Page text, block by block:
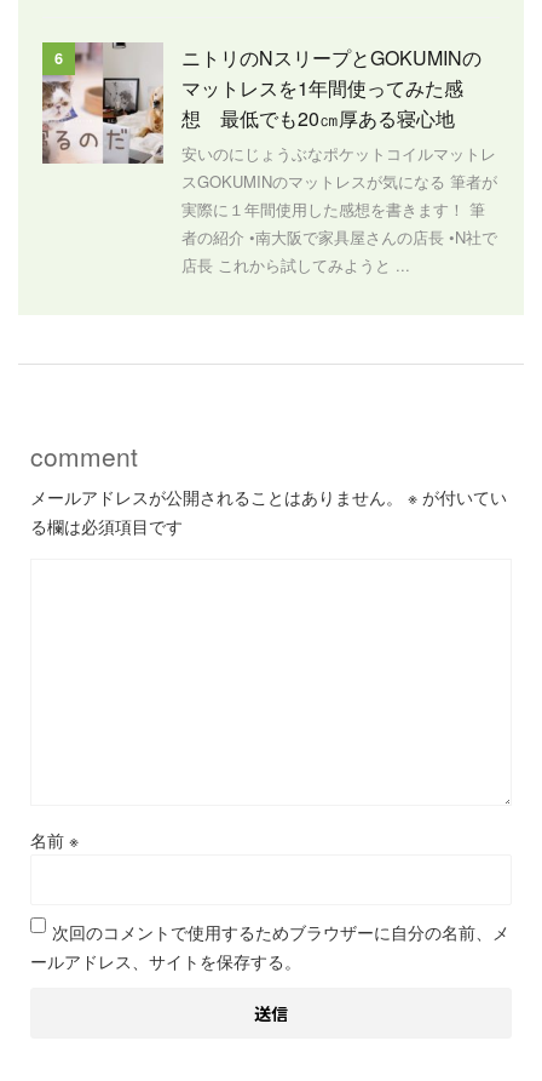
6
ニトリのNスリープとGOKUMINの
マットレスを1年間使ってみた感
想 最低でも20㎝厚ある寝心地
安いのにじょうぶなポケットコイルマットレ
スGOKUMINのマットレスが気になる 筆者が
実際に１年間使用した感想を書きます！ 筆
者の紹介 •南大阪で家具屋さんの店長 •N社で
店長 これから試してみようと ...
comment
メールアドレスが公開されることはありません。 ※ が付いてい
る欄は必須項目です
名前 ※
次回のコメントで使用するためブラウザーに自分の名前、メ
ールアドレス、サイトを保存する。